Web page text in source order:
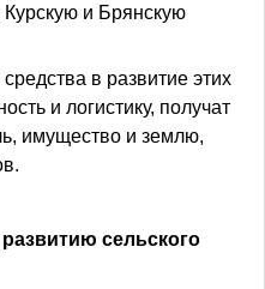
и Брянскую
в развитие этих
и логистику, получат
имущество и землю,
сельского